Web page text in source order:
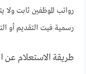
رواتب الموظفين ثابت
رسمية فيت التقديم أو
طريقة الاستعلام عن